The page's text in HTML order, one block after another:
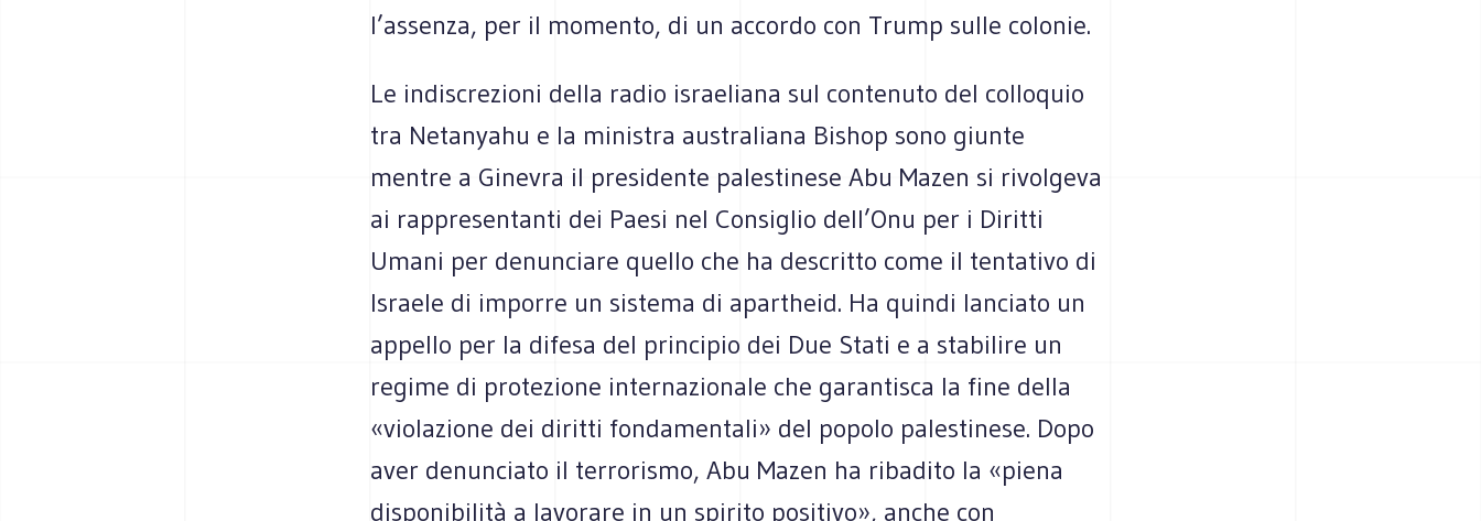
l’assenza, per il momento, di un accordo con Trump sulle colonie.
Le indiscrezioni della radio israeliana sul contenuto del colloquio
tra Netanyahu e la ministra australiana Bishop sono giunte
mentre a Ginevra il presidente palestinese Abu Mazen si rivolgeva
ai rappresentanti dei Paesi nel Consiglio dell’Onu per i Diritti
Umani per denunciare quello che ha descritto come il tentativo di
Israele di imporre un sistema di apartheid. Ha quindi lanciato un
appello per la difesa del principio dei Due Stati e a stabilire un
regime di protezione internazionale che garantisca la fine della
«violazione dei diritti fondamentali» del popolo palestinese. Dopo
aver denunciato il terrorismo, Abu Mazen ha ribadito la «piena
disponibilità a lavorare in un spirito positivo», anche con